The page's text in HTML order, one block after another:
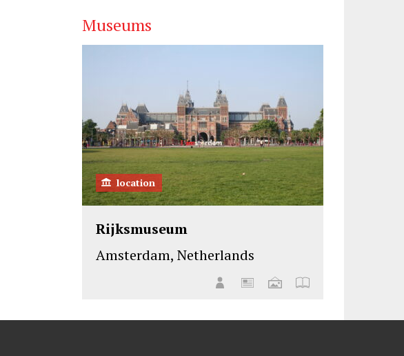
Museums
location
Rijksmuseum
Amsterdam, Netherlands